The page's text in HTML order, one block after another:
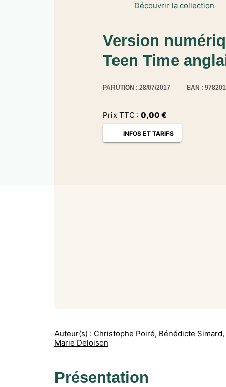
Découvrir la collection
Version
Teen Time
PARUTION : 28/07/2017 EAN :
Prix TTC : 0,00 €
INFOS ET TARIFS
Auteur(s) : Christophe Poiré, Bénédicte Simard,
Marie Deloison
Présentation